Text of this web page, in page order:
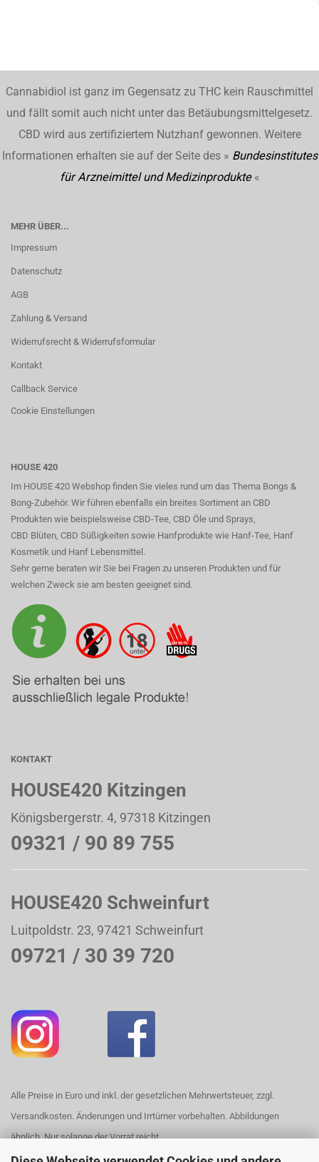
Cannabidiol ist ganz im Gegensatz zu THC kein Rauschmittel
und fällt somit auch nicht unter das Betäubungsmittelgesetz.
CBD wird aus zertifiziertem Nutzhanf gewonnen. Weitere
Informationen erhalten sie auf der Seite des » Bundesinstitutes
für Arzneimittel und Medizinprodukte«
MEHR ÜBER...
Impressum
Datenschutz
AGB
Zahlung & Versand
Widerrufsrecht & Widerrufsformular
Kontakt
Callback Service
Cookie Einstellungen
HOUSE 420
Im HOUSE 420 Webshop finden Sie vieles rund um das Thema Bongs &
Bong-Zubehör. Wir führen ebenfalls ein breites Sortiment an CBD
Produkten wie beispielsweise CBD-Tee, CBD Öle und Sprays,
CBD Blüten, CBD Süßigkeiten sowie Hanfprodukte wie Hanf-Tee, Hanf
Kosmetik und Hanf Lebensmittel.
Sehr gerne beraten wir Sie bei Fragen zu unseren Produkten und für
welchen Zweck sie am besten geeignet sind.
KONTAKT
HOUSE420 Kitzingen
Königsbergerstr. 4, 97318 Kitzingen
09321 / 90 89 755
HOUSE420 Schweinfurt
Luitpoldstr. 23, 97421 Schweinfurt
09721 / 30 39 720
Alle Preise in Euro und inkl. der gesetzlichen Mehrwertsteuer, zzgl.
Versandkosten. Änderungen und Irrtümer vorbehalten. Abbildungen
ähnlich. Nur solange der Vorrat reicht.